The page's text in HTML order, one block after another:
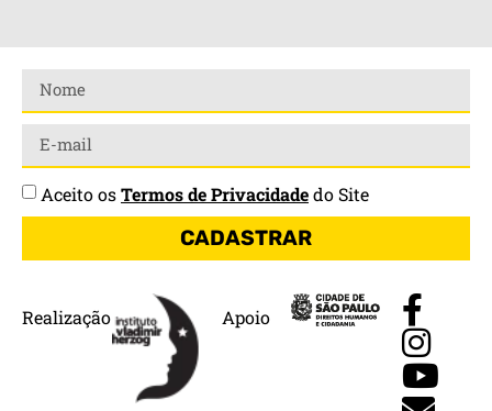
Realização Apoio
Aceito osTermos de Privacidadedo Site
CADASTRAR